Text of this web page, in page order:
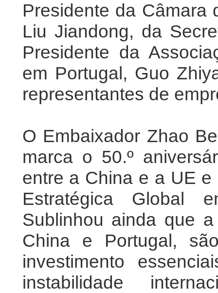
Presidente da Câmara
Liu Jiandong, da
Presidente da
em Portugal, Guo
representantes de
O Embaixador Zhao
marca o 50.º
entre a China e a UE e
Estratégica Global
Sublinhou ainda que
China e Portugal,
investimento
instabilidade